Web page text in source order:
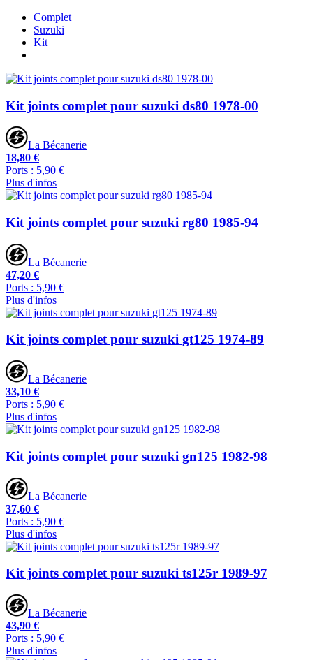
Complet
Suzuki
Kit
Kit joints complet pour suzuki ds80 1978-00
La Bécanerie
18,80 €
Ports : 5,90 €
Plus d'infos
Kit joints complet pour suzuki rg80 1985-94
La Bécanerie
47,20 €
Ports : 5,90 €
Plus d'infos
Kit joints complet pour suzuki gt125 1974-89
La Bécanerie
33,10 €
Ports : 5,90 €
Plus d'infos
Kit joints complet pour suzuki gn125 1982-98
La Bécanerie
37,60 €
Ports : 5,90 €
Plus d'infos
Kit joints complet pour suzuki ts125r 1989-97
La Bécanerie
43,90 €
Ports : 5,90 €
Plus d'infos